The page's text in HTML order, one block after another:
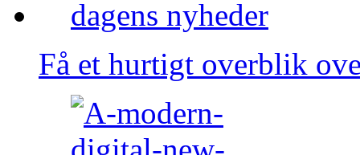
Få et hurtigt overblik